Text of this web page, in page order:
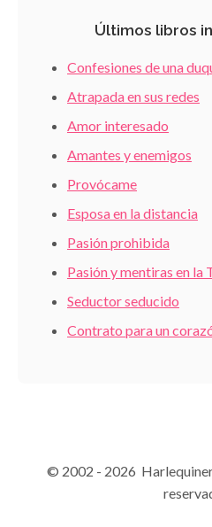
Últimos libros
Confesiones de una
Atrapada en sus redes
Amor interesado
Amantes y enemigos
Provócame
Esposa en la distancia
Pasión prohibida
Pasión y mentiras en la
Seductor seducido
Contrato para un
© 2002 - 2026